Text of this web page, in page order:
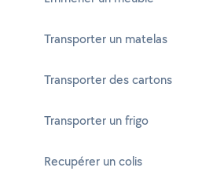
Transporter un matelas
Transporter des cartons
Transporter un frigo
Recupérer un colis